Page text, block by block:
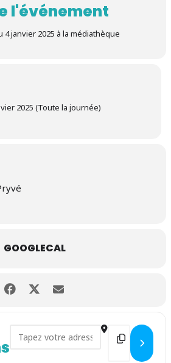
l'événement
4 janvier 2025 à la médiathèque
2025 (Toute la journée)
GOOGLECAL
Address - Gagnez des